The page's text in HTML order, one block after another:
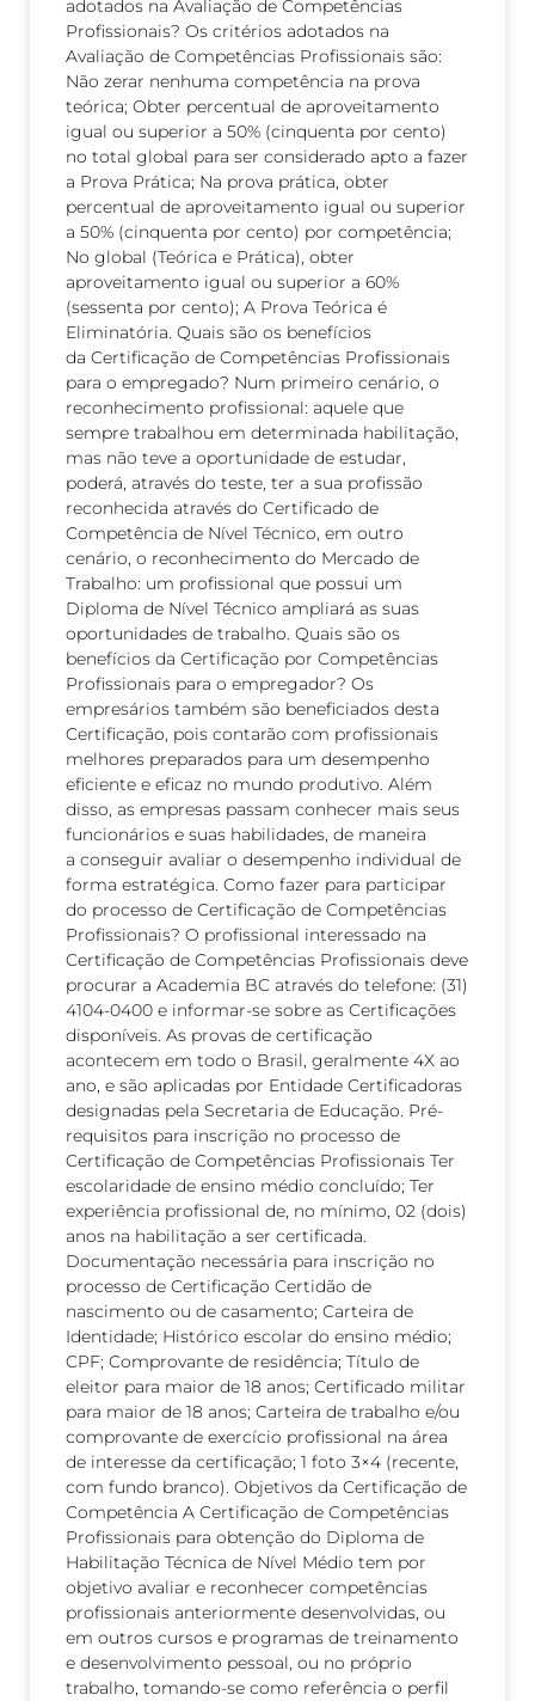
adotados na Avaliação de Competências
Profissionais? Os critérios adotados na
Avaliação de Competências Profissionais são:
Não zerar nenhuma competência na prova
teórica; Obter percentual de aproveitamento
igual ou superior a 50% (cinquenta por cento)
no total global para ser considerado apto a fazer
a Prova Prática; Na prova prática, obter
percentual de aproveitamento igual ou superior
a 50% (cinquenta por cento) por competência;
No global (Teórica e Prática), obter
aproveitamento igual ou superior a 60%
(sessenta por cento); A Prova Teórica é
Eliminatória. Quais são os benefícios
da Certificação de Competências Profissionais
para o empregado? Num primeiro cenário, o
reconhecimento profissional: aquele que
sempre trabalhou em determinada habilitação,
mas não teve a oportunidade de estudar,
poderá, através do teste, ter a sua profissão
reconhecida através do Certificado de
Competência de Nível Técnico, em outro
cenário, o reconhecimento do Mercado de
Trabalho: um profissional que possui um
Diploma de Nível Técnico ampliará as suas
oportunidades de trabalho. Quais são os
benefícios da Certificação por Competências
Profissionais para o empregador? Os
empresários também são beneficiados desta
Certificação, pois contarão com profissionais
melhores preparados para um desempenho
eficiente e eficaz no mundo produtivo. Além
disso, as empresas passam conhecer mais seus
funcionários e suas habilidades, de maneira
a conseguir avaliar o desempenho individual de
forma estratégica. Como fazer para participar
do processo de Certificação de Competências
Profissionais? O profissional interessado na
Certificação de Competências Profissionais deve
procurar a Academia BC através do telefone: (31)
4104-0400 e informar-se sobre as Certificações
disponíveis. As provas de certificação
acontecem em todo o Brasil, geralmente 4X ao
ano, e são aplicadas por Entidade Certificadoras
designadas pela Secretaria de Educação. Pré-
requisitos para inscrição no processo de
Certificação de Competências Profissionais Ter
escolaridade de ensino médio concluído; Ter
experiência profissional de, no mínimo, 02 (dois)
anos na habilitação a ser certificada.
Documentação necessária para inscrição no
processo de Certificação Certidão de
nascimento ou de casamento; Carteira de
Identidade; Histórico escolar do ensino médio;
CPF; Comprovante de residência; Título de
eleitor para maior de 18 anos; Certificado militar
para maior de 18 anos; Carteira de trabalho e/ou
comprovante de exercício profissional na área
de interesse da certificação; 1 foto 3×4 (recente,
com fundo branco). Objetivos da Certificação de
Competência A Certificação de Competências
Profissionais para obtenção do Diploma de
Habilitação Técnica de Nível Médio tem por
objetivo avaliar e reconhecer competências
profissionais anteriormente desenvolvidas, ou
em outros cursos e programas de treinamento
e desenvolvimento pessoal, ou no próprio
trabalho, tomando-se como referência o perfil